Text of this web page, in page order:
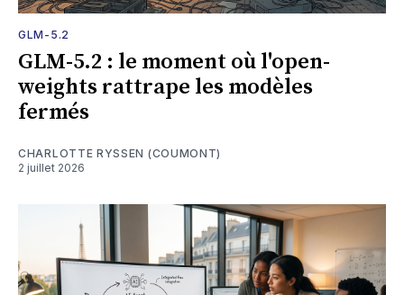
GLM-5.2
GLM-5.2 : le moment où l'open-
weights rattrape les modèles
fermés
CHARLOTTE RYSSEN (COUMONT)
2 juillet 2026